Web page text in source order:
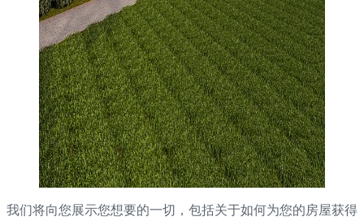
我们将向您展示您想要的一切，包括关于如何为您的房屋获得